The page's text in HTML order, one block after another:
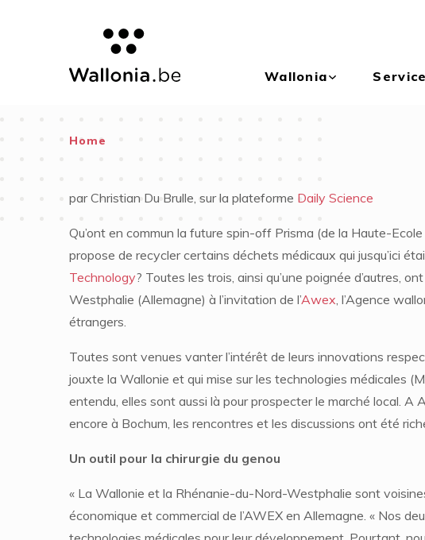
Wallonia
You
here
Home
par Christian Du Brulle, sur la plateforme Daily Science
Qu’ont en commun la future spin-off Prisma (de la Haute-Ecole
propose de recycler certains déchets médicaux qui jusqu’ici
Technology? Toutes les trois, ainsi qu’une poignée d’autres,
Westphalie (Allemagne) à l’invitation de l’Awex, l’Agence
étrangers.
Toutes sont venues vanter l’intérêt de leurs innovations
jouxte la Wallonie et qui mise sur les technologies médicales
entendu, elles sont aussi là pour prospecter le marché local. A
encore à Bochum, les rencontres et les discussions ont été
Un outil pour la chirurgie du genou
« La Wallonie et la Rhénanie-du-Nord-Westphalie sont
économique et commercial de l’AWEX en Allemagne. « Nos